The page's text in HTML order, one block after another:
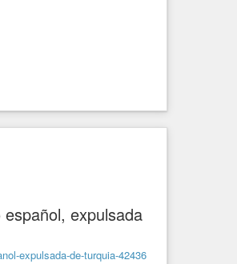
expulsada
expulsada-de-turquia-42436